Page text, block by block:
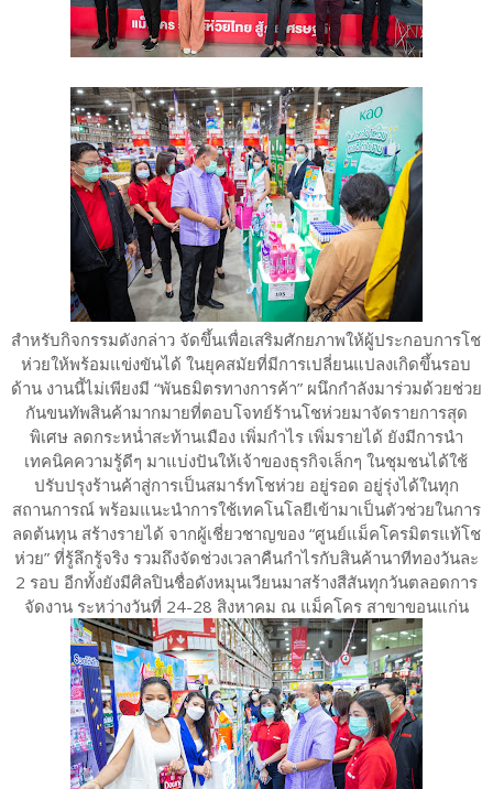
สำหรับกิจกรรมดังกล่าว จัดขึ้นเพื่อเสริมศักยภาพให้ผู้ประกอบการโช
ห่วยให้พร้อมแข่งขันได้ ในยุคสมัยที่มีการเปลี่ยนแปลงเกิดขึ้นรอบ
ด้าน งานนี้ไม่เพียงมี “พันธมิตรทางการค้า” ผนึกกำลังมาร่วมด้วยช่วย
กันขนทัพสินค้ามากมายที่ตอบโจทย์ร้านโชห่วยมาจัดรายการสุด
พิเศษ ลดกระหน่ำสะท้านเมือง เพิ่มกำไร เพิ่มรายได้ ยังมีการนำ
เทคนิคความรู้ดีๆ มาแบ่งปันให้เจ้าของธุรกิจเล็กๆ ในชุมชนได้ใช้
ปรับปรุงร้านค้าสู่การเป็นสมาร์ทโชห่วย อยู่รอด อยู่รุ่งได้ในทุก
สถานการณ์ พร้อมแนะนำการใช้เทคโนโลยีเข้ามาเป็นตัวช่วยในการ
ลดต้นทุน สร้างรายได้ จากผู้เชี่ยวชาญของ “ศูนย์แม็คโครมิตรแท้โช
ห่วย” ที่รู้ลึกรู้จริง รวมถึงจัดช่วงเวลาคืนกำไรกับสินค้านาทีทองวันละ
2 รอบ อีกทั้งยังมีศิลปินชื่อดังหมุนเวียนมาสร้างสีสันทุกวันตลอดการ
จัดงาน ระหว่างวันที่ 24-28 สิงหาคม ณ แม็คโคร สาขาขอนแก่น